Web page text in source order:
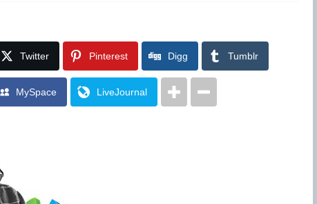
Twitter Pinterest Digg Tumblr
MySpace LiveJournal